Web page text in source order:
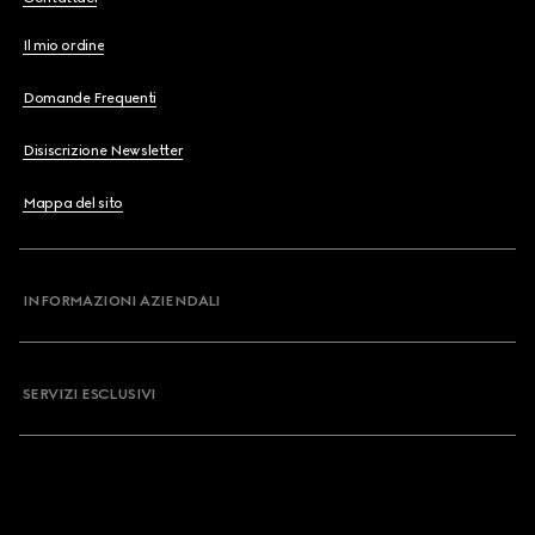
Il mio ordine
Domande Frequenti
Disiscrizione Newsletter
Mappa del sito
INFORMAZIONI AZIENDALI
SERVIZI ESCLUSIVI